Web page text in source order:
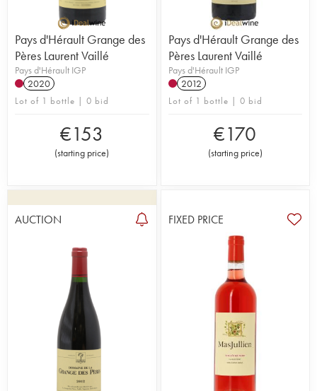
Pays d'Hérault Grange des
Pères Laurent Vaillé
Pays d'Hérault IGP
2020
Lot of 1 bottle | 0 bid
€153
(starting price)
Pays d'Hérault Grange des
Pères Laurent Vaillé
Pays d'Hérault IGP
2012
Lot of 1 bottle | 0 bid
€170
(starting price)
AUCTION FIXED PRICE